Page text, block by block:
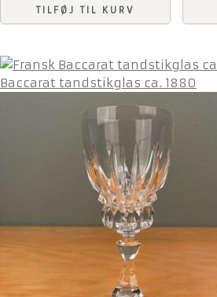
TILFØJ TIL KURV
Baccarat tandstikglas ca. 1880